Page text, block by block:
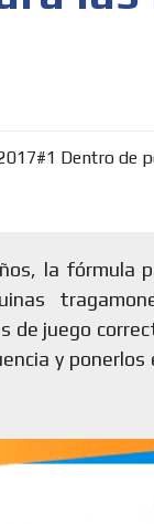
la fórmula
juego
y
MVE